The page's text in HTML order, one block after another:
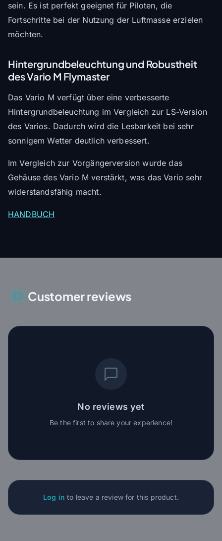
sein. Es ist perfekt geeignet für Piloten, die
Fortschritte bei der Nutzung der Luftmasse erzielen
möchten.
Hintergrundbeleuchtung und Robustheit
des Vario M Flymaster
Das Vario M verfügt über eine verbesserte
Hintergrundbeleuchtung im Vergleich zur LS-Version
des Varios. Dadurch wird die Lesbarkeit bei sehr
sonnigem Wetter deutlich verbessert.
Im Vergleich zur Vorgängerversion wurde das
Gehäuse des Vario M verstärkt, was das Vario sehr
widerstandsfähig macht.
HANDBUCH
Customer reviews
No reviews yet
Be the first to share your experience!
Log in to leave a review for this product.